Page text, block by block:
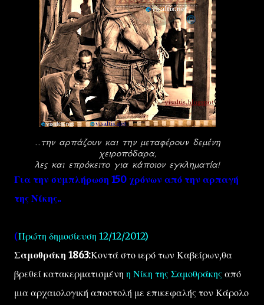
..την αρπάζουν και την μεταφέρουν δεμένη
χειροπόδαρα,
λες και επρόκειτο για κάποιον εγκληματία!
Για την συμπλήρωση 150 χρόνων από την αρπαγή
της Νίκης..
(Πρώτη δημοσίευση 12/12/2012)
Σαμοθράκη 1863:Κοντά στο ιερό των Καβείρων,θα
βρεθεί κατακερματισμένη η Νίκη της Σαμοθράκης από
μια αρχαιολογική αποστολή με επικεφαλής τον Κάρολο